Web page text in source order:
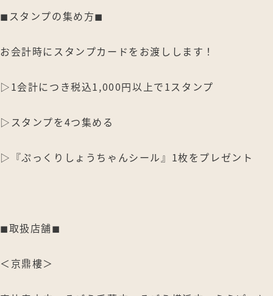
◼︎スタンプの集め方◼︎
お会計時にスタンプカードをお渡しします！
▷1会計につき税込1,000円以上で1スタンプ
▷スタンプを4つ集める
▷『ぷっくりしょうちゃんシール』1枚をプレゼント
◼︎取扱店舗◼︎
＜京鼎樓＞